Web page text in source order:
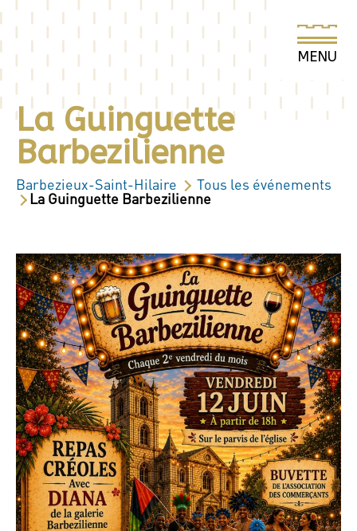
La Guinguette
Barbezilienne
Barbezieux-Saint-Hilaire Tous les événements
La Guinguette Barbezilienne